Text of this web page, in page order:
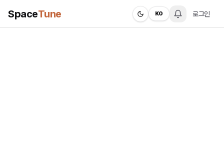
SpaceTune KO 로그인